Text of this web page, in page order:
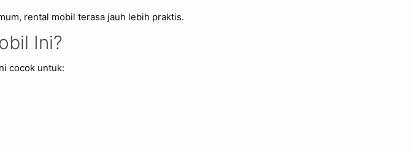
rental mobil terasa jauh lebih praktis.
Ini?
cocok untuk: